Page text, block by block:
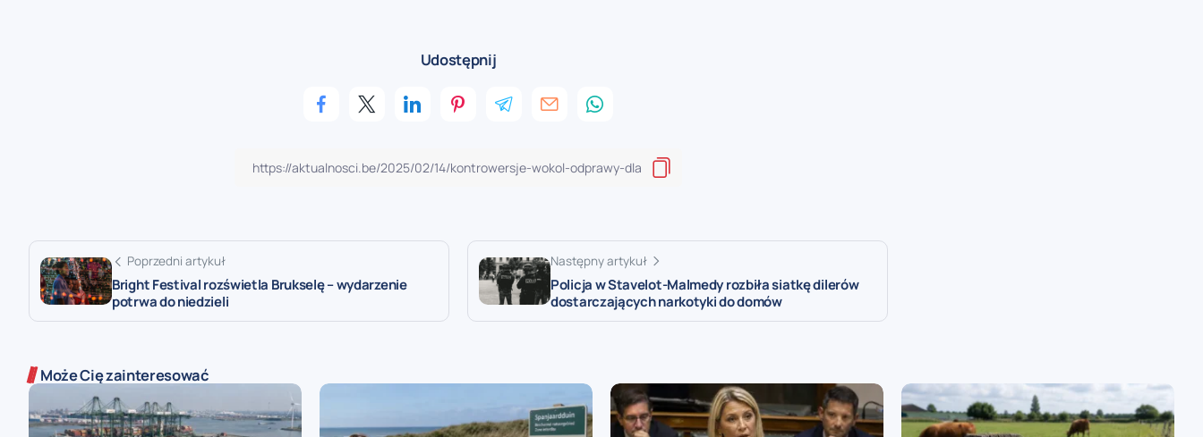
Udostępnij
Poprzedni artykuł
Bright Festival rozświetla Brukselę – wydarzenie
potrwa do niedzieli
Następny artykuł
Policja w Stavelot-Malmedy rozbiła siatkę dilerów
dostarczających narkotyki do domów
Może Cię zainteresować